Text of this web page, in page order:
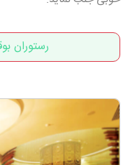
رستوران